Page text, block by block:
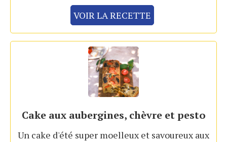
VOIR LA RECETTE
Cake aux aubergines, chèvre et pesto
Un cake d'été super moelleux et savoureux aux